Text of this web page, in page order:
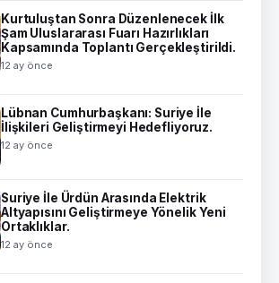
Kurtuluştan Sonra Düzenlenecek İlk
Şam Uluslararası Fuarı Hazırlıkları
Kapsamında Toplantı Gerçekleştirildi.
12 ay önce
Lübnan Cumhurbaşkanı: Suriye İle
İlişkileri Geliştirmeyi Hedefliyoruz.
12 ay önce
Suriye İle Ürdün Arasında Elektrik
Altyapısını Geliştirmeye Yönelik Yeni
Ortaklıklar.
12 ay önce